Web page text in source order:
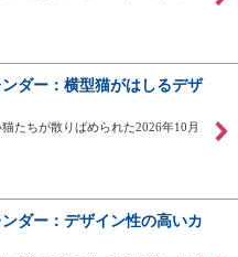
ダー：横型猫がはしるデザ
たちが散りばめられた2026年10月
ダー：デザイン性の高いカ